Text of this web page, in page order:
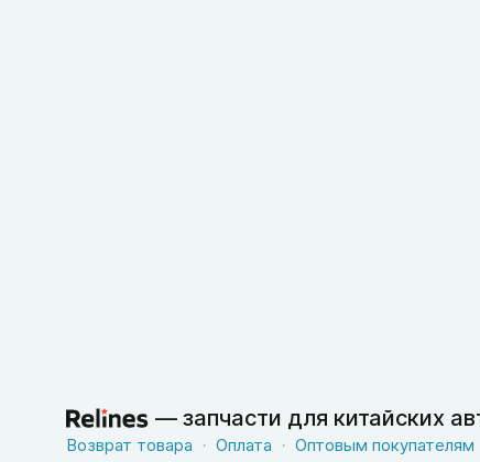
— запчасти для китайских
Возврат товара Оплата Оптовым покупателям